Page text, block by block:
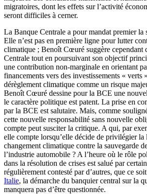
migratoires, dont les effets sur l’activité
seront difficiles à cerner.
La Banque Centrale a pour mandat premier la
Elle n’est pas en première ligne pour lutter
climatique ; Benoît Cœuré suggère cependant
Centrale tout en poursuivant son objectif
une contribution non-marginale en orientant
financements vers des investissements « verts
dérèglement climatique comme un risque
Benoît Cœuré dessine pour la BCE une
le caractère politique est patent. La prise en
par la BCE est salutaire. Mais, comme
cette nouvelle responsabilité sans nouvelle
compte peut susciter la critique. A qui, par
elle compte lorsqu’elle décide de privilégier la
changement climatique contre la sauvegarde
l’industrie automobile ? A l’heure où le rôle
dans la résolution de crises est salué par
régulièrement contesté par d’autres, que ce
Italie, la démarche du banquier central sur la
manquera pas d’être questionnée.